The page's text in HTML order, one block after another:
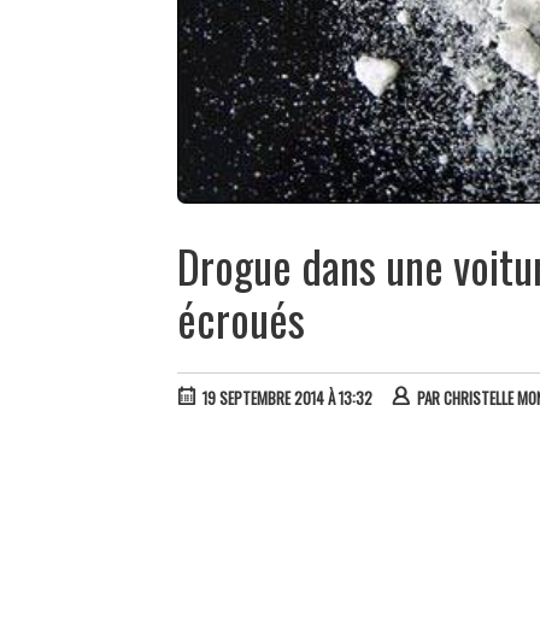
Drogue dans une
écroués
19 SEPTEMBRE 2014 À 13:32 PARCHRISTELLE